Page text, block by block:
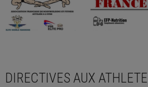
DIRECTIVES AUX